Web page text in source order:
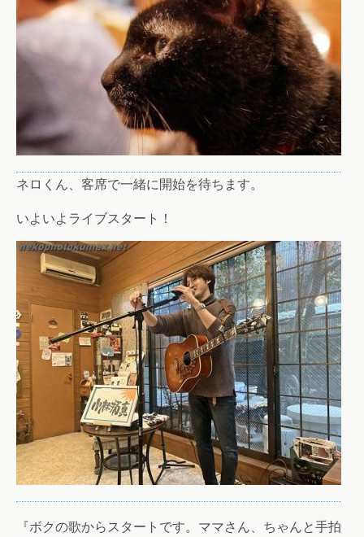
ネロくん、客席で一緒に開始を待ちます。
いよいよライブスタート！
『ボクの歌からスタートです。ママさん、ちゃんと手拍